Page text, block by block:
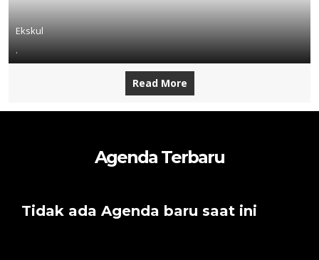
Ekskul
.
Read More
Agenda Terbaru
Tidak ada Agenda baru saat ini